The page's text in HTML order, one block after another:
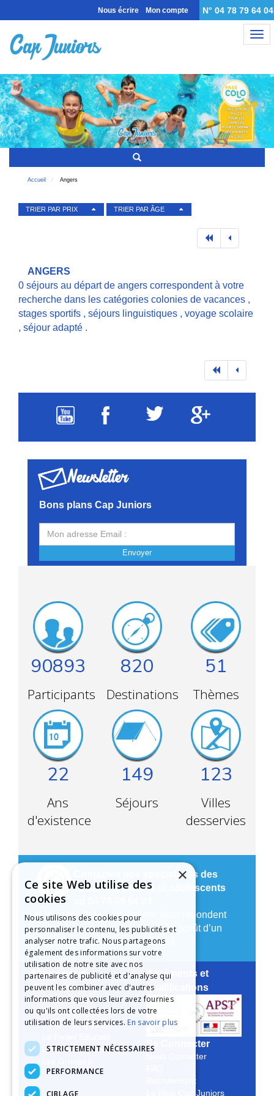
Nous écrire Mon compte N° 04 78 79 64 04
Accueil Angers
TRIER PAR PRIX TRIER PAR ÂGE
ANGERS
0 séjours au départ de angers correspondent à votre
recherche dans les catégories colonies de vacances ,
stages sportifs , séjours linguistiques , voyage scolaire
, séjour adapté .
Newsletter
Bons plans Cap Juniors
Envoyer
90893
Participants
820
Destinations
51
Thèmes
22
Ans
d'existence
149
Séjours
123
Villes
desservies
Contactez nos spécialistes des
vacances enfants et adolescents
Nos conseillers Cap Juniors vous répondent
du lundi au vendredi de 9h à 17h (coût d’un
appel local depuis un poste fixe).
Mieux nous
Connaître
Notre Histoire
Notre Engagement
La Charte Qualité
Les Aides Possibles
Agréments et
qualifications
Se Connecter
Nous Contacter
Recrutement
Le Blog Cap Juniors
×
Ce site Web utilise des
cookies
Nous utilisons des cookies pour
personnaliser le contenu, les publicités et
analyser notre trafic. Nous partageons
également des informations sur votre
utilisation de notre site avec nos
partenaires de publicité et d'analyse qui
peuvent les combiner avec d'autres
informations que vous leur avez fournies
ou qu'ils ont collectées lors de votre
utilisation de leurs services. En savoir plus
STRICTEMENT NÉCESSAIRES
PERFORMANCE
CIBLAGE